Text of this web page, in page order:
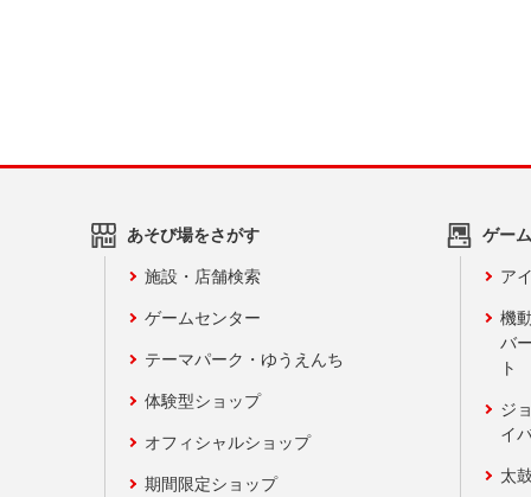
あそび場をさがす
施設・店舗検索
ゲームセンター
テーマパーク・ゆうえんち
体験型ショップ
オフィシャルショップ
期間限定ショップ
ゲー
ア
機
バ
ト
ジ
イ
太